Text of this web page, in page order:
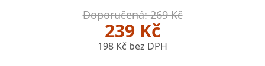
Doporučená: 269 Kč
239 Kč
198 Kč bez DPH